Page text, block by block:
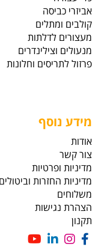
אביזרי כביסה
קולבים ומתלים
מעצורים לדלתות
מנעולים וצילינדרים
פרזול לתריסים וחלונות
מידע נוסף
אודות
צור קשר
מדיניות ופרטיות
מדיניות החזרות וביטולים
משלוחים
הצהרת נגישות
תקנון